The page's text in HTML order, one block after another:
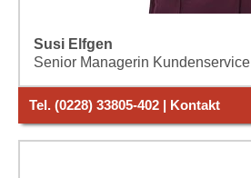
Susi Elfgen
Senior Managerin Kundenservice
Tel. (0228) 33805-402 | Kontakt